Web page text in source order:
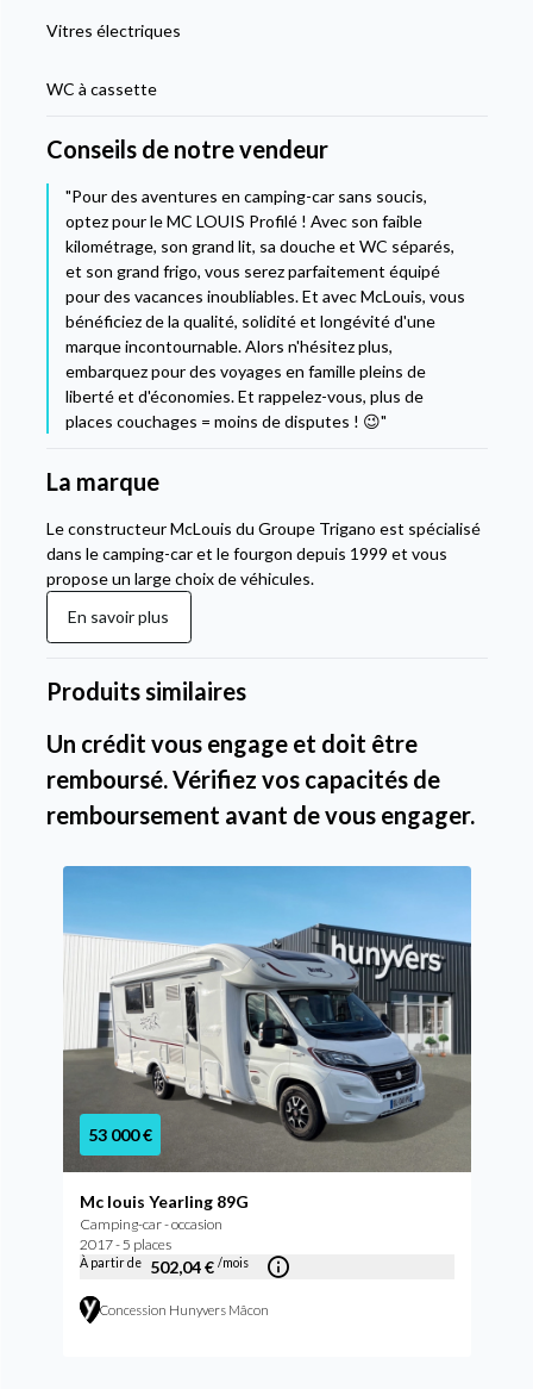
Vitres électriques
WC à cassette
Conseils de notre vendeur
"Pour des aventures en camping-car sans soucis,
optez pour le MC LOUIS Profilé ! Avec son faible
kilométrage, son grand lit, sa douche et WC séparés,
et son grand frigo, vous serez parfaitement équipé
pour des vacances inoubliables. Et avec McLouis, vous
bénéficiez de la qualité, solidité et longévité d'une
marque incontournable. Alors n'hésitez plus,
embarquez pour des voyages en famille pleins de
liberté et d'économies. Et rappelez-vous, plus de
places couchages = moins de disputes ! 😉"
La marque
Le constructeur McLouis du Groupe Trigano est spécialisé
dans le camping-car et le fourgon depuis 1999 et vous
propose un large choix de véhicules.
En savoir plus
Produits similaires
Un crédit vous engage et doit être
remboursé. Vérifiez vos capacités de
remboursement avant de vous engager.
53 000 €
Mc louis Yearling 89G
Camping-car - occasion
2017 - 5 places
À partir de 502,04 € /mois
Concession Hunyvers Mâcon